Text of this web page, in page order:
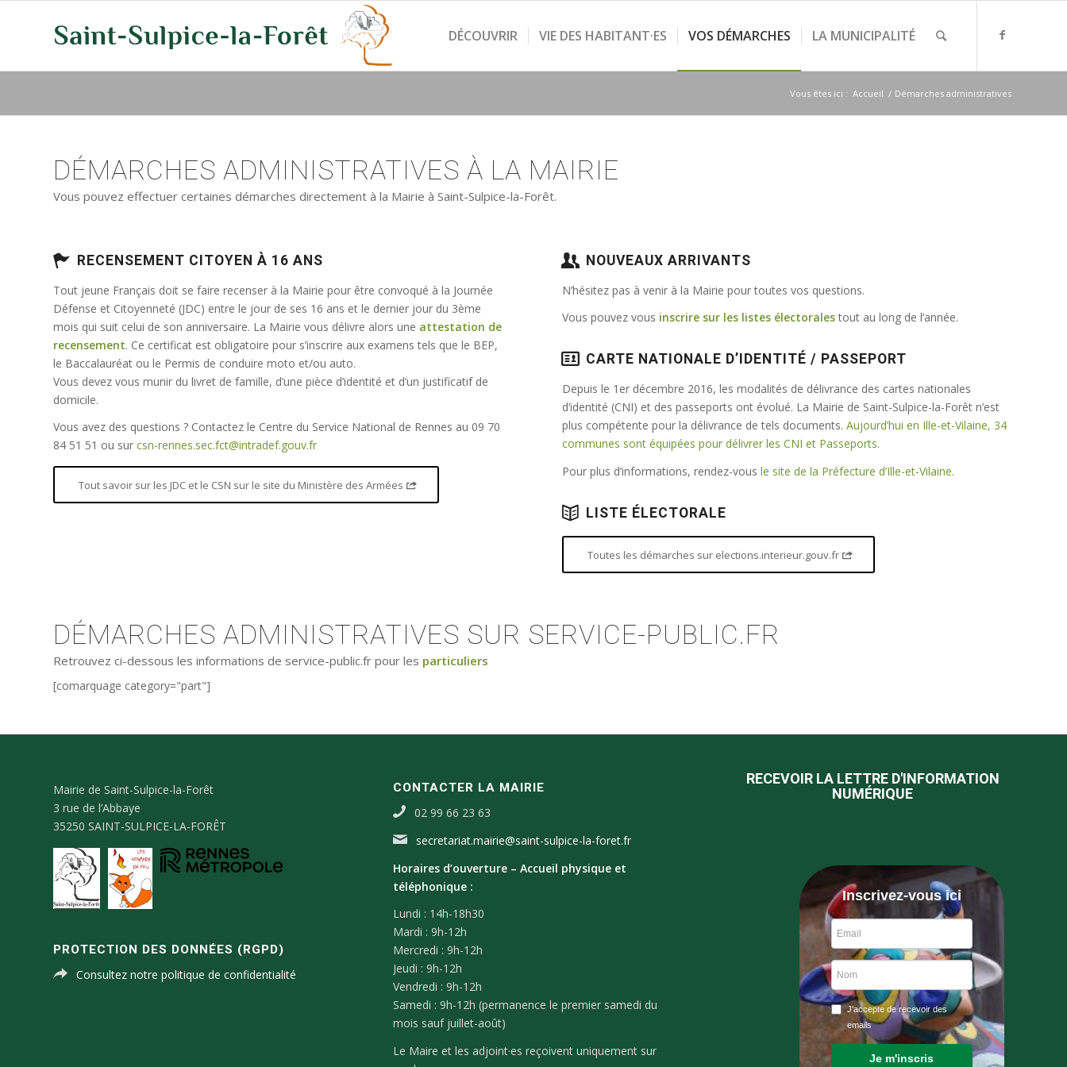
DÉCOUVRIR VIE DES HABITANT·ES VOS DÉMARCHES LA MUNICIPALITÉ
Vous êtes ici : Accueil / Démarches administratives
DÉMARCHES ADMINISTRATIVES À LA MAIRIE
Vous pouvez effectuer certaines démarches directement à la Mairie à Saint-Sulpice-la-Forêt.
RECENSEMENT CITOYEN À 16 ANS
Tout jeune Français doit se faire recenser à la Mairie pour être convoqué à la Journée
Défense et Citoyenneté (JDC) entre le jour de ses 16 ans et le dernier jour du 3ème
mois qui suit celui de son anniversaire. La Mairie vous délivre alors une attestation de
recensement. Ce certificat est obligatoire pour s’inscrire aux examens tels que le BEP,
le Baccalauréat ou le Permis de conduire moto et/ou auto.
Vous devez vous munir du livret de famille, d’une pièce d’identité et d’un justificatif de
domicile.
Vous avez des questions ? Contactez le Centre du Service National de Rennes au 09 70
84 51 51 ou sur csn-rennes.sec.fct@intradef.gouv.fr
Tout savoir sur les JDC et le CSN sur le site du Ministère des Armées
NOUVEAUX ARRIVANTS
N’hésitez pas à venir à la Mairie pour toutes vos questions.
Vous pouvez vous inscrire sur les listes électoralestout au long de l’année.
CARTE NATIONALE D’IDENTITÉ / PASSEPORT
Depuis le 1er décembre 2016, les modalités de délivrance des cartes nationales
d’identité (CNI) et des passeports ont évolué. La Mairie de Saint-Sulpice-la-Forêt n’est
plus compétente pour la délivrance de tels documents.Aujourd’hui en Ille-et-Vilaine, 34
communes sont équipées pour délivrer les CNI et Passeports.
Pour plus d’informations, rendez-vousle site de la Préfecture d’Ille-et-Vilaine.
LISTE ÉLECTORALE
Toutes les démarches sur elections.interieur.gouv.fr
DÉMARCHES ADMINISTRATIVES SUR SERVICE-PUBLIC.FR
Retrouvez ci-dessous les informations de service-public.fr pour les particuliers
[comarquage category="part"]
Mairie de Saint-Sulpice-la-Forêt
3 rue de l’Abbaye
35250 SAINT-SULPICE-LA-FORÊT
PROTECTION DES DONNÉES (RGPD)
Consultez notre politique de confidentialité
CONTACTER LA MAIRIE
02 99 66 23 63
secretariat.mairie@saint-sulpice-la-foret.fr
Horaires d’ouverture – Accueil physique et
téléphonique :
Lundi : 14h-18h30
Mardi : 9h-12h
Mercredi : 9h-12h
Jeudi : 9h-12h
Vendredi : 9h-12h
Samedi : 9h-12h (permanence le premier samedi du
mois sauf juillet-août)
Le Maire et les adjoint·es reçoivent uniquement sur
RECEVOIR LA LETTRE D'INFORMATION
NUMÉRIQUE
Inscrivez-vous ici
J'accepte de recevoir des
emails
Je m'inscris